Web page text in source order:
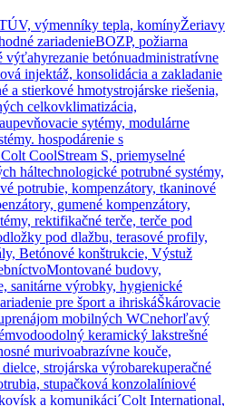
výmenníky tepla, komínyŽeriavy
zariadenieBOZP, požiarna
výťahyrezanie betónuadministratívne
injektáž, konsolidácia a zakladanie
a stierkové hmotystrojárske riešenia,
celkovklimatizácia,
upevňovacie sytémy, modulárne
hospodárenie s
CoolStream S, priemyselné
háltechnologické potrubné systémy,
potrubie, kompenzátory, tkaninové
gumené kompenzátory,
rektifikačné terče, terče pod
pod dlažbu, terasové profily,
Betónové konštrukcie, Výstuž
Montované budovy,
sanitárne výrobky, hygienické
pre šport a ihriskáŠkárovacie
prenájom mobilných WCnehorľavý
vodoodolný keramický lakstrešné
murivoabrazívne kouče,
dielce, strojárska výrobarekuperačné
stupačková konzolalíniové
a komunikáci´Colt International,